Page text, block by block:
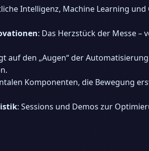
Intelligenz, Machine Learning
: Das Herzstück der Messe
auf den „Augen“ der
Komponenten, die Bewegung
: Sessions und Demos zur